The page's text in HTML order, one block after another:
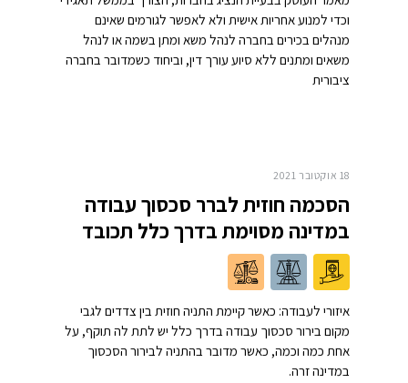
וכדי למנוע אחריות אישית ולא לאפשר לגורמים שאינם
מנהלים בכירים בחברה לנהל משא ומתן בשמה או לנהל
משאים ומתנים ללא סיוע עורך דין, וביחוד כשמדובר בחברה
ציבורית
18 אוקטובר 2021
הסכמה חוזית לברר סכסוך עבודה
במדינה מסוימת בדרך כלל תכובד
איזורי לעבודה: כאשר קיימת התניה חוזית בין צדדים לגבי
מקום בירור סכסוך עבודה בדרך כלל יש לתת לה תוקף, על
אחת כמה וכמה, כאשר מדובר בהתניה לבירור הסכסוך
במדינה זרה.